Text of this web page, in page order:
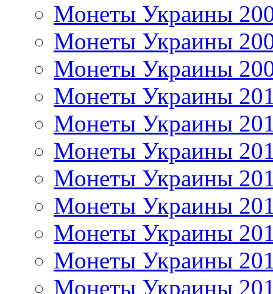
Монеты Украины
Монеты Украины
Монеты Украины
Монеты Украины
Монеты Украины
Монеты Украины
Монеты Украины
Монеты Украины
Монеты Украины
Монеты Украины
Монеты Украины